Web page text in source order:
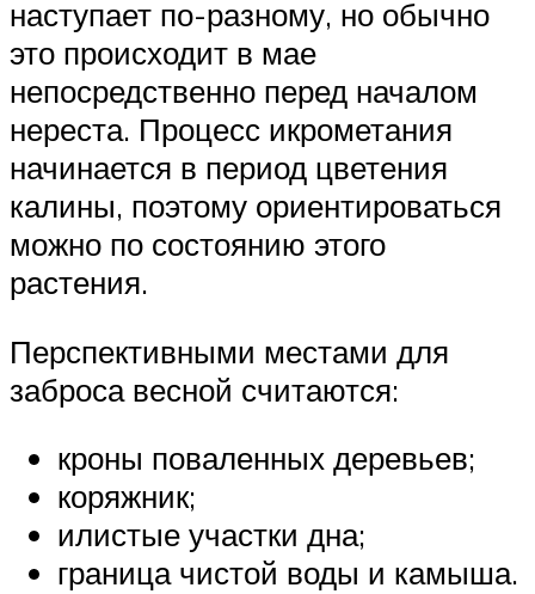
наступает по-разному, но обычно
это происходит в мае
непосредственно перед началом
нереста. Процесс икрометания
начинается в период цветения
калины, поэтому ориентироваться
можно по состоянию этого
растения.
Перспективными местами для
заброса весной считаются:
кроны поваленных деревьев;
коряжник;
илистые участки дна;
граница чистой воды и камыша.